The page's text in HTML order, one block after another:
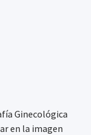
Ginecológica
en la imagen